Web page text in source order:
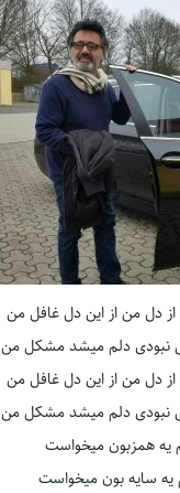
از دل من از این دل غافل من
نبودی دلم میشد مشکل من
از دل من از این دل غافل من
نبودی دلم میشد مشکل من
یه همزبون میخواست
سایه بون میخواست